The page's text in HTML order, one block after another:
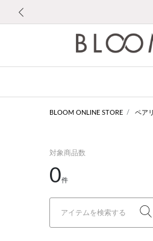
BLOOM ONLINE STORE ペア
対象商品数
0件